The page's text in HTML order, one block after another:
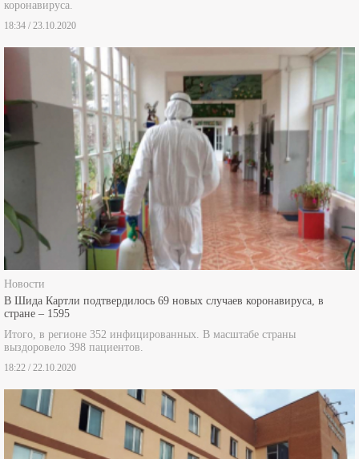
18:34 / 23.10.2020
Новости
В Шида Картли подтвердилось 69 новых случаев коронавируса, в
стране – 1595
Итого, в регионе 352 инфицированных. В масштабе страны
выздоровело 398 пациентов.
18:22 / 22.10.2020